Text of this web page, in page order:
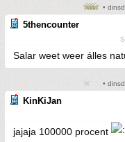
•
5thencounter
Salar weet weer álles
•
KinKiJan
jajaja 100000 procent